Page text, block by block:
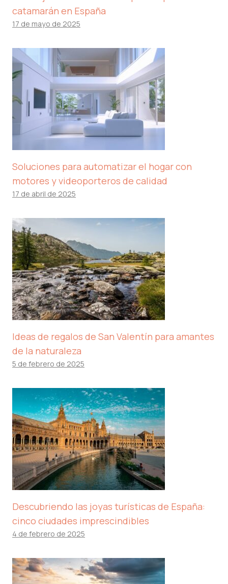
catamarán en España
17 de mayo de 2025
Soluciones para automatizar el hogar con
motores y videoporteros de calidad
17 de abril de 2025
Ideas de regalos de San Valentín para amantes
de la naturaleza
5 de febrero de 2025
Descubriendo las joyas turísticas de España:
cinco ciudades imprescindibles
4 de febrero de 2025